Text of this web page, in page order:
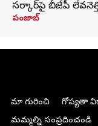
సర్కార్‌పై బీజేపీ
పంజాబ్
మా గురించి గోప్యతా
మమ్మల్ని సంప్రదించండి